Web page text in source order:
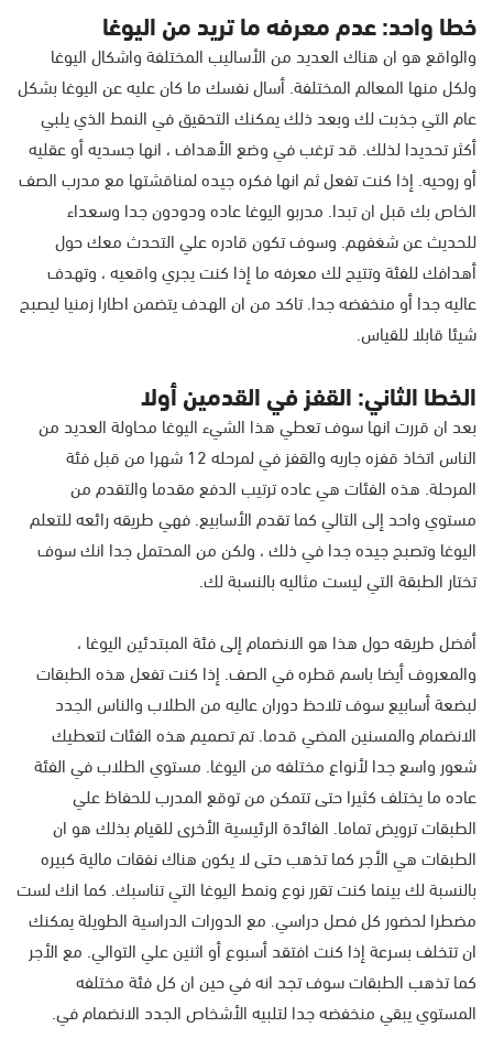
خطا واحد: عدم معرفه ما تريد من اليوغا
والواقع هو ان هناك العديد من الأساليب المختلفة واشكال اليوغا
ولكل منها المعالم المختلفة. أسال نفسك ما كان عليه عن اليوغا بشكل
عام التي جذبت لك وبعد ذلك يمكنك التحقيق في النمط الذي يلبي
أكثر تحديدا لذلك. قد ترغب في وضع الأهداف ، انها جسديه أو عقليه
أو روحيه. إذا كنت تفعل ثم انها فكره جيده لمناقشتها مع مدرب الصف
الخاص بك قبل ان تبدا. مدربو اليوغا عاده ودودون جدا وسعداء
للحديث عن شغفهم. وسوف تكون قادره علي التحدث معك حول
أهدافك للفئة وتتيح لك معرفه ما إذا كنت يجري واقعيه ، وتهدف
عاليه جدا أو منخفضه جدا. تاكد من ان الهدف يتضمن اطارا زمنيا ليصبح
شيئا قابلا للقياس.
الخطا الثاني: القفز في القدمين أولا
بعد ان قررت انها سوف تعطي هذا الشيء اليوغا محاولة العديد من
الناس اتخاذ قفزه جاريه والقفز في لمرحله 12 شهرا من قبل فئة
المرحلة. هذه الفئات هي عاده ترتيب الدفع مقدما والتقدم من
مستوي واحد إلى التالي كما تقدم الأسابيع. فهي طريقه رائعه للتعلم
اليوغا وتصبح جيده جدا في ذلك ، ولكن من المحتمل جدا انك سوف
تختار الطبقة التي ليست مثاليه بالنسبة لك.
أفضل طريقه حول هذا هو الانضمام إلى فئة المبتدئين اليوغا ،
والمعروف أيضا باسم قطره في الصف. إذا كنت تفعل هذه الطبقات
لبضعة أسابيع سوف تلاحظ دوران عاليه من الطلاب والناس الجدد
الانضمام والمسنين المضي قدما. تم تصميم هذه الفئات لتعطيك
شعور واسع جدا لأنواع مختلفه من اليوغا. مستوي الطلاب في الفئة
عاده ما يختلف كثيرا حتى تتمكن من توقع المدرب للحفاظ علي
الطبقات ترويض تماما. الفائدة الرئيسية الأخرى للقيام بذلك هو ان
الطبقات هي الأجر كما تذهب حتى لا يكون هناك نفقات مالية كبيره
بالنسبة لك بينما كنت تقرر نوع ونمط اليوغا التي تناسبك. كما انك لست
مضطرا لحضور كل فصل دراسي. مع الدورات الدراسية الطويلة يمكنك
ان تتخلف بسرعة إذا كنت افتقد أسبوع أو اثنين علي التوالي. مع الأجر
كما تذهب الطبقات سوف تجد انه في حين ان كل فئة مختلفه
المستوي يبقي منخفضه جدا لتلبيه الأشخاص الجدد الانضمام في.